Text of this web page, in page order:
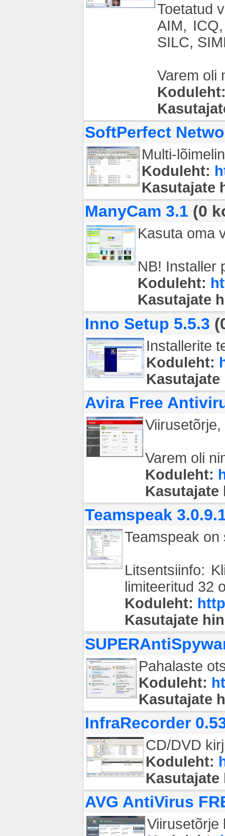
Toetatud
AIM,
SILC,
Varem oli
SoftPerfect
Multi-
Koduleht:
Kasutajate
ManyCam 3.1 (0
Kasuta oma
NB! Installer
Koduleht:
Kasutajate
Inno Setup 5.5.3
Installerite
Koduleht:
Avira Free
Varem oli
Koduleht:
Teamspeak
Teamspeak
Litsentsiinfo:
limiteeritud 32
Koduleht:
Kasutajate
Pahalaste
Koduleht:
Kasutajate
InfraRecorder
CD/DVD
Koduleht:
AVG AntiVirus
Viirusetõrje